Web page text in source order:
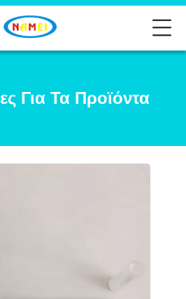
Για Τα Προϊόντα